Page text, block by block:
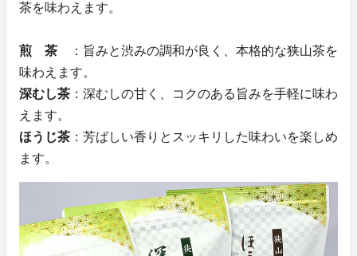
茶を味わえます。
煎 茶
：旨みと渋みの調和が良く、本格的な狭山茶を
味わえます。
深むし茶 ：深むしの甘く、コクのある旨みを手軽に味わ
えます。
ほうじ茶 ：芳ばしい香りとスッキリした味わいを楽しめ
ます。